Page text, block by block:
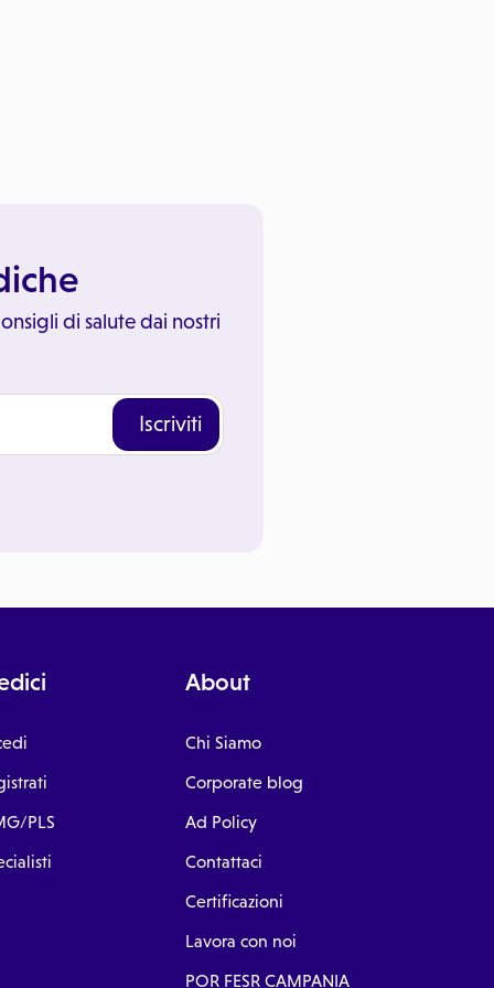
di salute dai nostri
Iscriviti
PLS
About
Chi Siamo
Corporate blog
Ad Policy
Contattaci
Certificazioni
Lavora con noi
POR FESR CAMPANIA